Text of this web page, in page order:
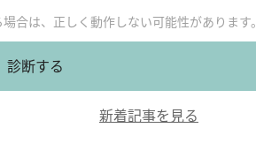
合は、正しく動作しない可能性があります。
診断する
新着記事を見る